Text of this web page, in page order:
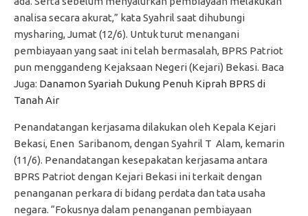
analisa secara akurat,” kata Syahril saat dihubungi
mysharing, Jumat (12/6). Untuk turut menangani
pembiayaan yang saat ini telah bermasalah, BPRS Patriot
pun menggandeng Kejaksaan Negeri (Kejari) Bekasi. Baca
Juga: Danamon Syariah Dukung Penuh Kiprah BPRS di
Tanah Air
Penandatangan kerjasama dilakukan oleh Kepala Kejari
Bekasi, Enen Saribanom, dengan Syahril T Alam, kemarin
(11/6). Penandatangan kesepakatan kerjasama antara
BPRS Patriot dengan Kejari Bekasi ini terkait dengan
penanganan perkara di bidang perdata dan tata usaha
negara. “Fokusnya dalam penanganan pembiayaan